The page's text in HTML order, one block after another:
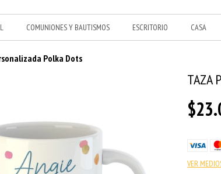
COMUNIONES Y BAUTISMOS ESCRITORIO CASA
Polka Dots
TAZA
VER